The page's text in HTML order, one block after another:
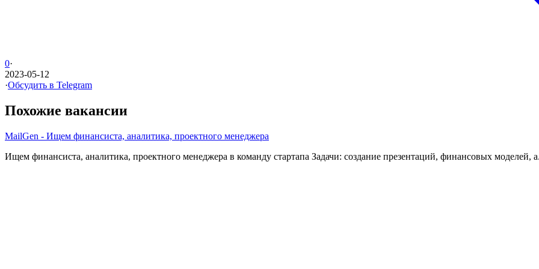
0·
2023-05-12
·Обсудить в Telegram
Похожие вакансии
MailGen - Ищем финансиста, аналитика, проектного менеджера
Ищем финансиста, аналитика, проектного менеджера в команду стартапа Задачи: создание презентаций, финансовых моделей,